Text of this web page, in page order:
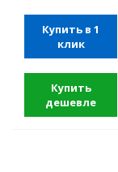
Купить в 1
клик
Купить
дешевле